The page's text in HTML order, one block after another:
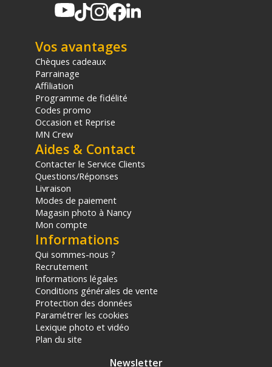
Vos avantages
Chèques cadeaux
Parrainage
Affiliation
Programme de fidélité
Codes promo
Occasion et Reprise
MN Crew
Aides & Contact
Contacter le Service Clients
Questions/Réponses
Livraison
Modes de paiement
Magasin photo à Nancy
Mon compte
Informations
Qui sommes-nous ?
Recrutement
Informations légales
Conditions générales de vente
Protection des données
Paramétrer les cookies
Lexique photo et vidéo
Plan du site
Newsletter